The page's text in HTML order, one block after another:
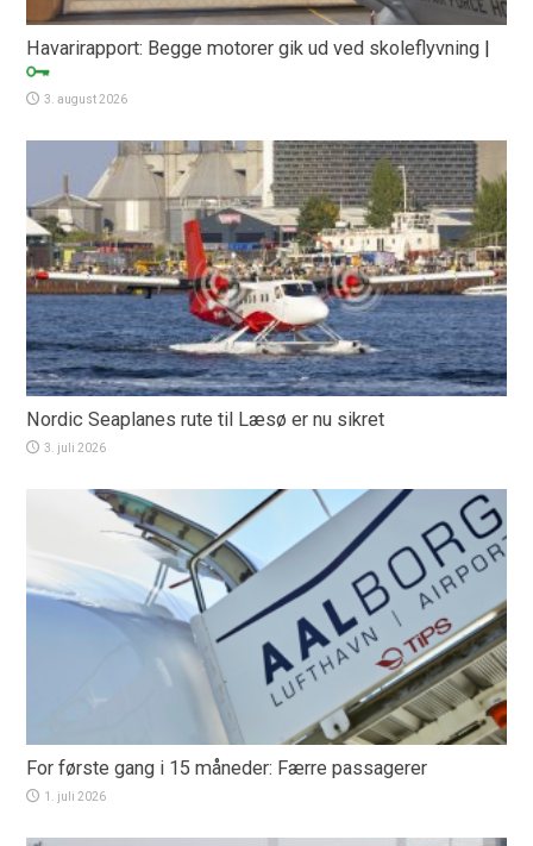
Havarirapport: Begge motorer gik ud ved skoleflyvning |
3. august 2026
Nordic Seaplanes rute til Læsø er nu sikret
3. juli 2026
For første gang i 15 måneder: Færre passagerer
1. juli 2026